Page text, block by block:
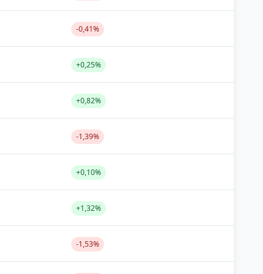
-0,41%
+0,25%
+0,82%
-1,39%
+0,10%
+1,32%
-1,53%